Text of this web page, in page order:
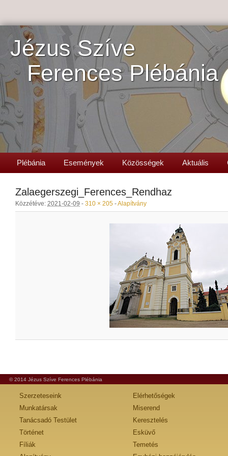
Jézus Szíve
Ferences Plébánia
Plébánia Események Közösségek Aktuális
Zalaegerszegi_Ferences_Rendhaz
Közzétéve: 2021-02-09 - 310 × 205 -Alapítvány
© 2014 Jézus Szíve Ferences Plébánia
Szerzeteseink
Munkatársak
Tanácsadó Testület
Történet
Fíliák
Elérhetőségek
Miserend
Keresztelés
Esküvő
Temetés